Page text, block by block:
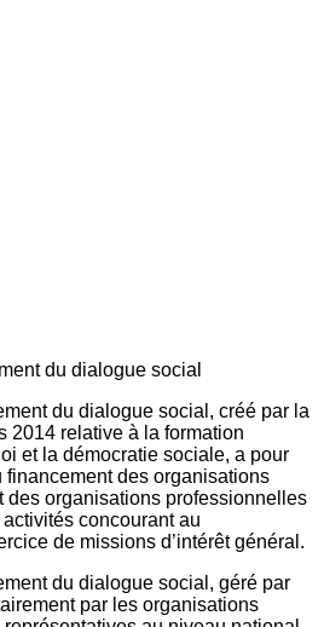
du dialogue social, créé par la
2014 relative à la formation
et la démocratie sociale, a pour
financement des organisations
des organisations professionnelles
concourant au
de missions d’intérêt général.
du dialogue social, géré par
par les organisations